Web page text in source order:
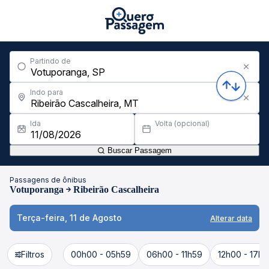
Partindo de
Indo para
Ida Volta (opcional)
Buscar Passagem
Passagens de ônibus
Votuporanga Ribeirão Cascalheira
Terça-feira, 11 de Agosto Alterar data
Filtros 00h00 - 05h59 06h00 - 11h59 12h00 -